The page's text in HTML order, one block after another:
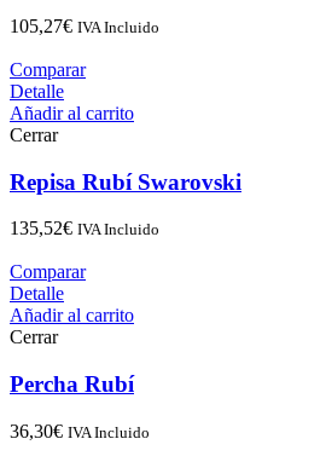
105,27€ IVA Incluido
Comparar
Detalle
Añadir al carrito
Cerrar
Repisa Rubí Swarovski
135,52€ IVA Incluido
Comparar
Detalle
Añadir al carrito
Cerrar
Percha Rubí
36,30€ IVA Incluido